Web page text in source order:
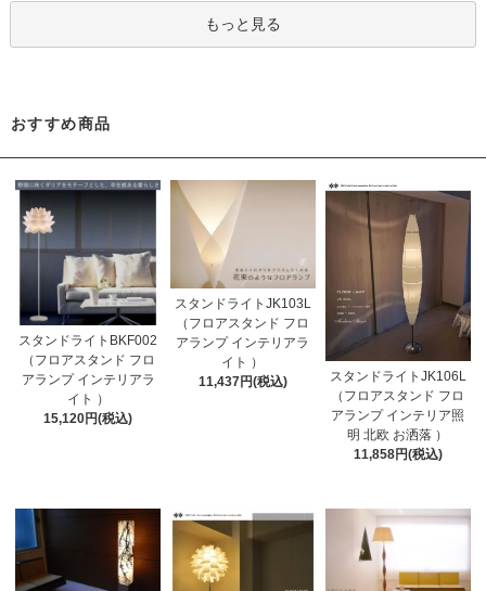
もっと見る
おすすめ商品
スタンドライトBKF002
（フロアスタンド フロ
アランプ インテリアラ
イト ）
15,120円(税込)
スタンドライトJK103L
（フロアスタンド フロ
アランプ インテリアラ
イト ）
11,437円(税込)
スタンドライトJK106L
（フロアスタンド フロ
アランプ インテリア照
明 北欧 お洒落 ）
11,858円(税込)